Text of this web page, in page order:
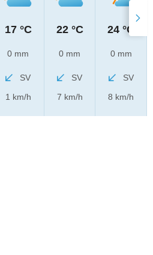
17 °C
0 mm
SV
1 km/h
22 °C
0 mm
SV
7 km/h
24 °C
0 mm
SV
8 km/h